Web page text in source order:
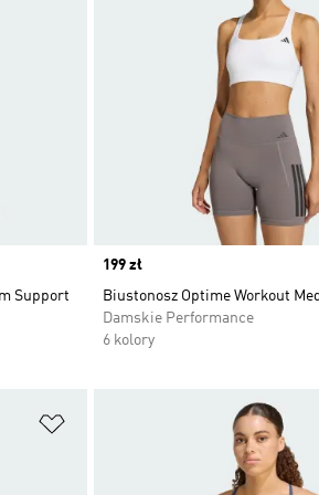
Support
Price
199 zł
Biustonosz Optime Workout
Damskie Performance
6 kolory